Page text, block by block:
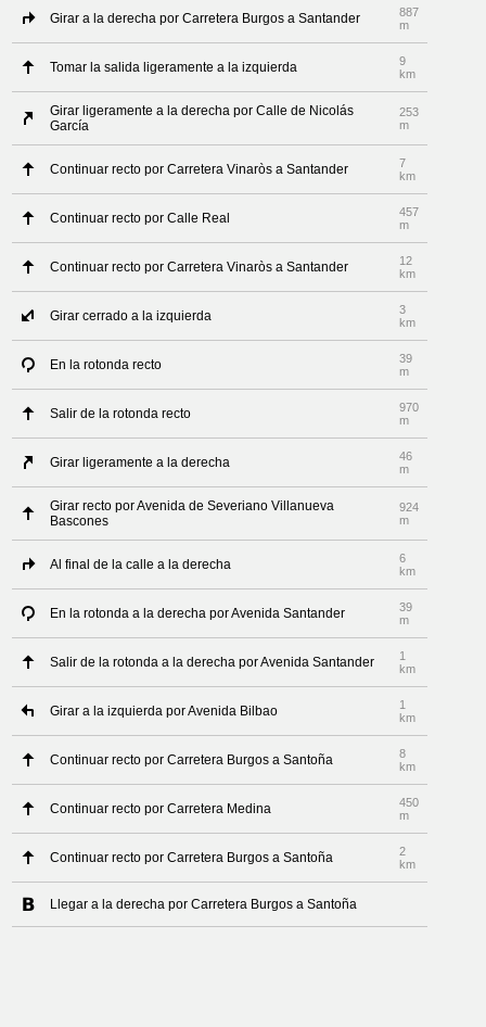
Girar a la derecha por Carretera Burgos a Santander
887
m
Tomar la salida ligeramente a la izquierda
9
km
Girar ligeramente a la derecha por Calle de Nicolás
García
253
m
Continuar recto por Carretera Vinaròs a Santander
7
km
Continuar recto por Calle Real
457
m
Continuar recto por Carretera Vinaròs a Santander
12
km
Girar cerrado a la izquierda
3
km
En la rotonda recto
39
m
Salir de la rotonda recto
970
m
Girar ligeramente a la derecha
46
m
Girar recto por Avenida de Severiano Villanueva
Bascones
924
m
Al final de la calle a la derecha
6
km
En la rotonda a la derecha por Avenida Santander
39
m
Salir de la rotonda a la derecha por Avenida Santander
1
km
Girar a la izquierda por Avenida Bilbao
1
km
Continuar recto por Carretera Burgos a Santoña
8
km
Continuar recto por Carretera Medina
450
m
Continuar recto por Carretera Burgos a Santoña
2
km
Llegar a la derecha por Carretera Burgos a Santoña